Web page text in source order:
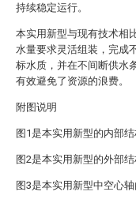
持续稳定运行。
本实用新型与现有技术相
水量要求灵活组装，完成
标水质，并在不间断供水
有效避免了资源的浪费。
附图说明
图1是本实用新型的内部结
图2是本实用新型的外部结
图3是本实用新型中空心轴